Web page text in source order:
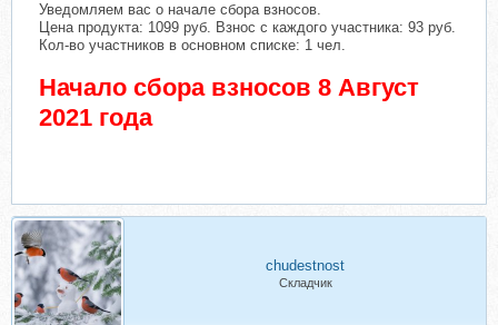
Уведомляем вас о начале сбора взносов.
Цена продукта: 1099 руб. Взнос с каждого участника: 93 руб.
Кол-во участников в основном списке: 1 чел.
Начало сбора взносов 8 Август
2021 года
chudestnost
Складчик